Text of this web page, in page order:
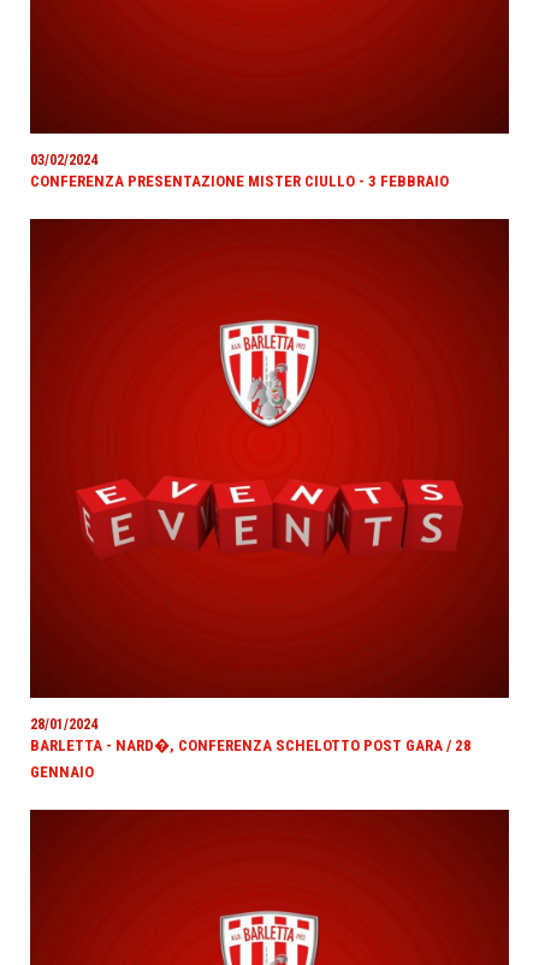
03/02/2024
CONFERENZA PRESENTAZIONE MISTER CIULLO - 3 FEBBRAIO
28/01/2024
BARLETTA - NARD�, CONFERENZA SCHELOTTO POST GARA / 28
GENNAIO